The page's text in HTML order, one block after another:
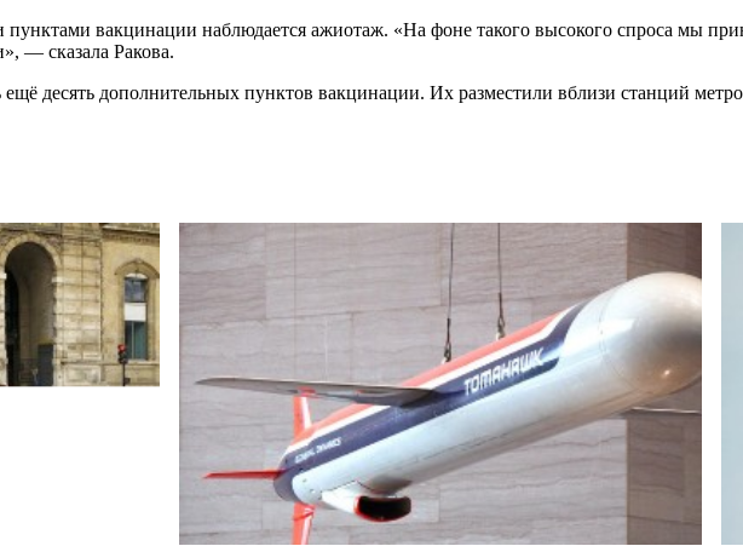
вакцинации наблюдается ажиотаж. «На фоне такого высокого спроса мы
— сказала Ракова.
десять дополнительных пунктов вакцинации. Их разместили вблизи станций